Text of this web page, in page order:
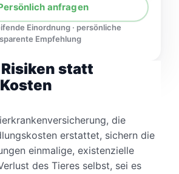
anfragen
Einordnung · persönliche
Empfehlung
statt
die
erstattet, sichern die
einmalige, existenzielle
des Tieres selbst, sei es